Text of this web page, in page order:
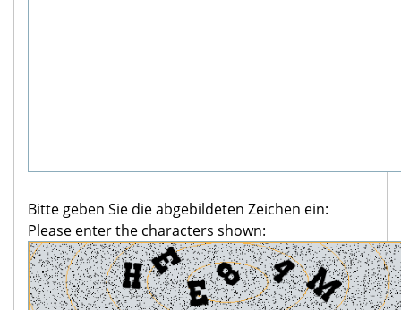
Bitte geben Sie die abgebildeten Zeichen ein:
Please enter the characters shown: